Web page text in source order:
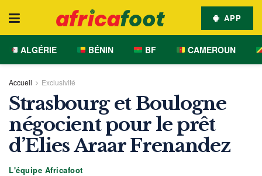
APP
ALGÉRIE BÉNIN BF CAMEROUN
Accueil Exclusivité
Strasbourg et Boulogne
négocient pour le prêt
d’Elies Araar Frenandez
L'équipe Africafoot